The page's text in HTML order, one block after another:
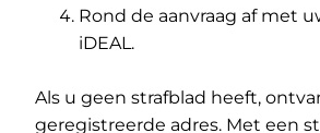
Rond de aanvraag af met
iDEAL.
Als u geen strafblad heeft,
geregistreerde adres. Met een